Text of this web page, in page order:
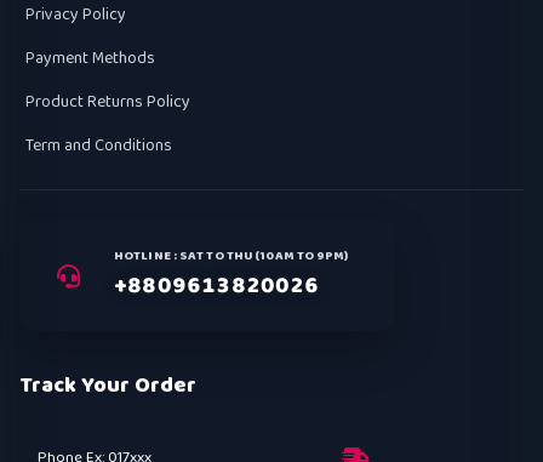
Privacy Policy
Payment Methods
Product Returns Policy
Term and Conditions
HOTLINE : SAT TO THU (10AM TO 9PM)
+8809613820026
Track Your Order